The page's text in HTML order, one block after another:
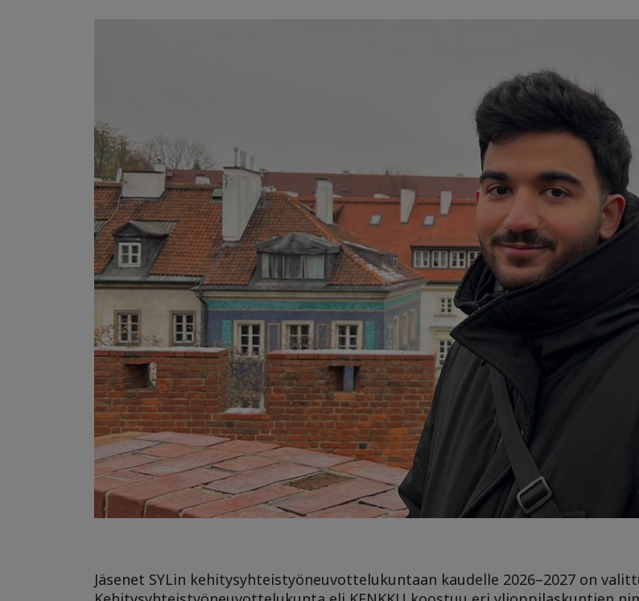
Jäsenet SYLin kehitysyhteistyöneuvottelukuntaan kaudelle 2026–2027 on